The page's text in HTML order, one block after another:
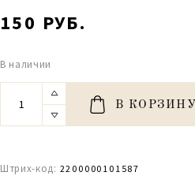
150 РУБ.
В наличии
В КОРЗИНУ
Штрих-код: 2200000101587